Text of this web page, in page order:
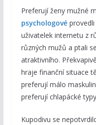
Preferují ženy mužné
psychologovéprovedli
uživatelek internetu z
různých mužů a ptali
atraktivního.
hraje finanční situace
preferují málo
preferují chlapácké
Kupodivu se